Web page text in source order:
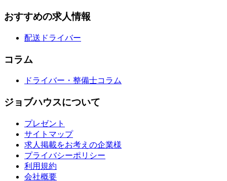
おすすめの求人情報
配送ドライバー
コラム
ドライバー・整備士コラム
ジョブハウスについて
プレゼント
サイトマップ
求人掲載をお考えの企業様
プライバシーポリシー
利用規約
会社概要